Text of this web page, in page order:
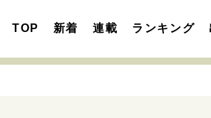
TOP 新着 連載 ランキング